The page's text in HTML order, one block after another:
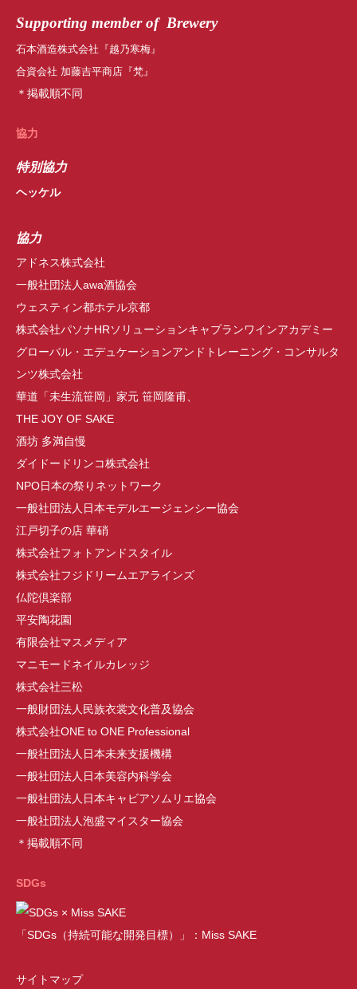
Supporting member of Brewery
石本酒造株式会社『越乃寒梅』
合資会社 加藤吉平商店『梵』
＊掲載順不同
協力
特別協力
ヘッケル
協力
アドネス株式会社
一般社団法人awa酒協会
ウェスティン都ホテル京都
株式会社パソナHRソリューションキャプランワインアカデミー
グローバル・エデュケーションアンドトレーニング・コンサルタ
ンツ株式会社
華道「未生流笹岡」家元 笹岡隆甫、
THE JOY OF SAKE
酒坊 多満自慢
ダイドードリンコ株式会社
NPO日本の祭りネットワーク
一般社団法人日本モデルエージェンシー協会
江戸切子の店 華硝
株式会社フォトアンドスタイル
株式会社フジドリームエアラインズ
仏陀倶楽部
平安陶花園
有限会社マスメディア
マニモードネイルカレッジ
株式会社三松
一般財団法人民族衣裳文化普及協会
株式会社ONE to ONE Professional
一般社団法人日本未来支援機構
一般社団法人日本美容内科学会
一般社団法人日本キャビアソムリエ協会
一般社団法人泡盛マイスター協会
＊掲載順不同
SDGs
「SDGs（持続可能な開発目標）」：Miss SAKE
サイトマップ